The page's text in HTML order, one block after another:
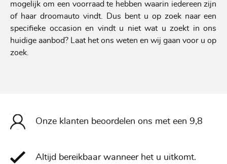
mogelijk om een voorraad te hebben waarin iedereen zijn
of haar droomauto vindt. Dus bent u op zoek naar een
specifieke occasion en vindt u niet wat u zoekt in ons
huidige aanbod? Laat het ons weten en wij gaan voor u op
zoek.
Onze klanten beoordelen ons met een 9,8
Altijd bereikbaar wanneer het u uitkomt.